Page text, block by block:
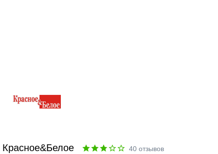
Красное&Белое 40 отзывов